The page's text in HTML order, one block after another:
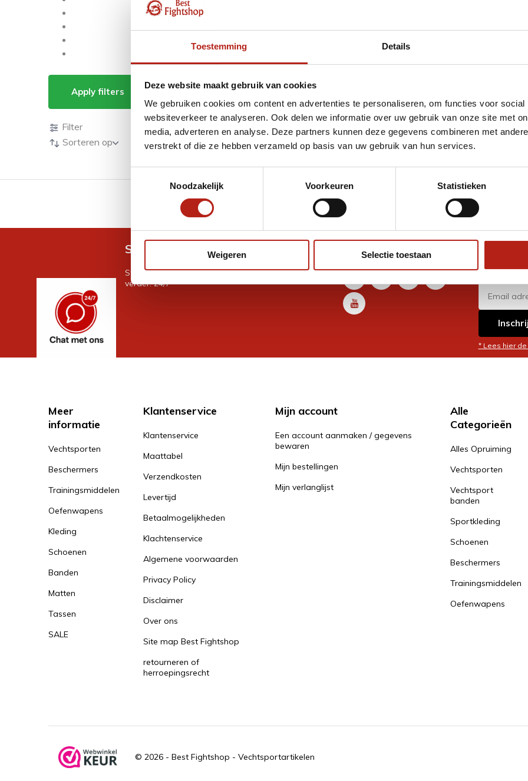
Toestemming Details
Deze website maakt gebruik van cookies
We gebruiken cookies om content en advertenties te personaliseren, om functies voor
websiteverkeer te analyseren. Ook delen we informatie over uw gebruik van onze site met
media, adverteren en analyse. Deze partners kunnen deze gegevens combineren met
verstrekt of die ze hebben verzameld op basis van uw gebruik van hun services.
Noodzakelijk
Voorkeuren Statistieken
Weigeren Selectie toestaan
Apply filters Producten getagd met 1947 Carbon MMA handschoenen
Producten
Filter
Sorteren op
GRATIS verzending v.a €75 Eenvoudig ruilen of retour
Snel antwoord op je vraag?
Stel je vraag in de chat, en we helpen je graag
verder. 24/7
Volg ons
* Lees hier
Meer
informatie
Vechtsporten
Beschermers
Trainingsmiddelen
Oefenwapens
Kleding
Schoenen
Banden
Matten
Tassen
SALE
Klantenservice
Klantenservice
Maattabel
Verzendkosten
Levertijd
Betaalmogelijkheden
Klachtenservice
Algemene voorwaarden
Privacy Policy
Disclaimer
Over ons
Site map Best Fightshop
retourneren of
herroepingsrecht
Mijn account
Een account aanmaken / gegevens
bewaren
Mijn bestellingen
Mijn verlanglijst
Alle
Categorieën
Alles Opruiming
Vechtsporten
Vechtsport
banden
Sportkleding
Schoenen
Beschermers
Trainingsmiddelen
Oefenwapens
© 2026 - Best Fightshop - Vechtsportartikelen